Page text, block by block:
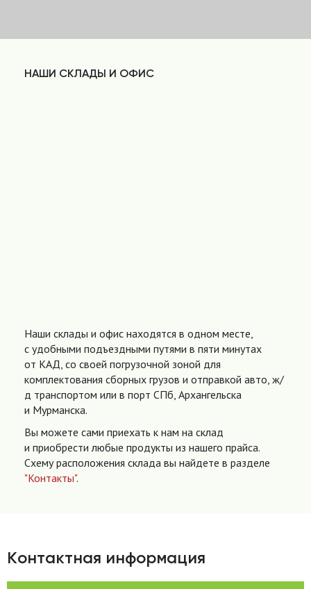
НАШИ СКЛАДЫ И ОФИС
Наши склады и офис находятся в одном месте,
с удобными подъездными путями в пяти минутах
от КАД, со своей погрузочной зоной для
комплектования сборных грузов и отправкой авто, ж/
д транспортом или в порт СПб, Архангельска
и Мурманска.
Вы можете сами приехать к нам на склад
и приобрести любые продукты из нашего прайса.
Схему расположения склада вы найдете в разделе
"Контакты".
Контактная информация